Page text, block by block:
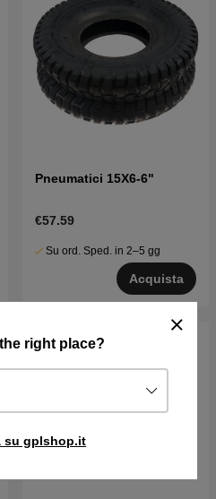
right place?
su gplshop.it
Pneumatici 15X6-6"
€57.59
Su ord. Sped. in 2–5 gg
Acquista